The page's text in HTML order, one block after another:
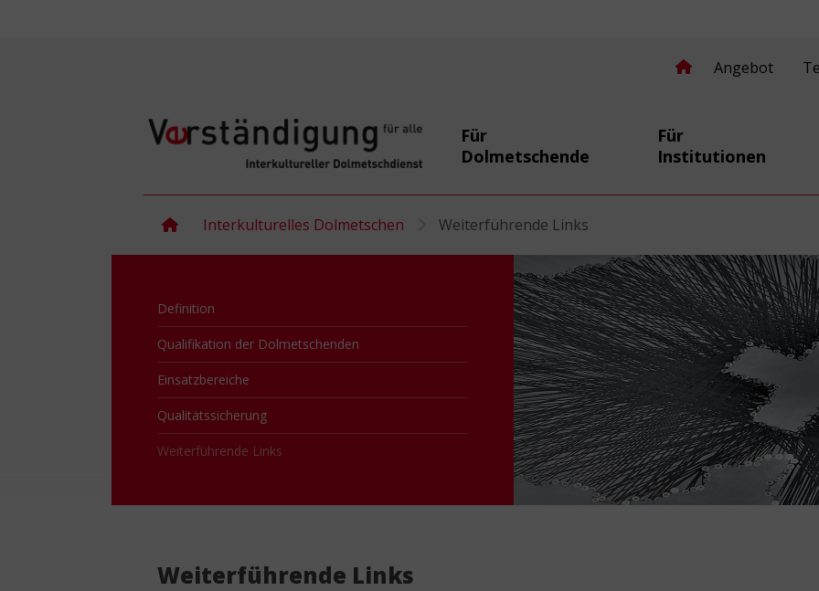
Angebot
Für
Dolmetschende
Für
Institutionen
Interkulturelles Dolmetschen Weiterführende Links
Definition
Qualifikation der Dolmetschenden
Einsatzbereiche
Qualitätssicherung
Weiterführende Links
Weiterführende Links